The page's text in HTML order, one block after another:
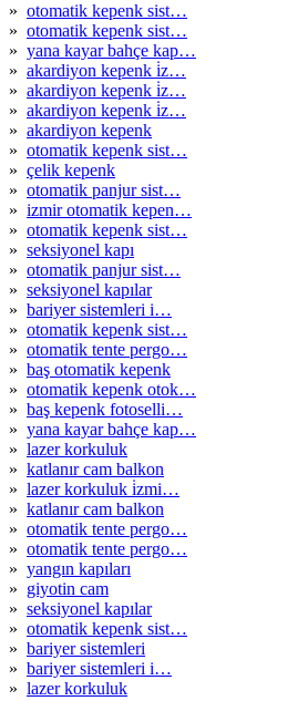
» otomatik kepenk sist…
» otomatik kepenk sist…
» yana kayar bahçe kap…
» akardiyon kepenk i̇z…
» akardiyon kepenk i̇z…
» akardiyon kepenk i̇z…
» akardiyon kepenk
» otomatik kepenk sist…
» çelik kepenk
» otomatik panjur sist…
» izmir otomatik kepen…
» otomatik kepenk sist…
» seksiyonel kapı
» otomatik panjur sist…
» seksiyonel kapılar
» bariyer sistemleri i…
» otomatik kepenk sist…
» otomatik tente pergo…
» baş otomatik kepenk
» otomatik kepenk otok…
» baş kepenk fotoselli…
» yana kayar bahçe kap…
» lazer korkuluk
» katlanır cam balkon
» lazer korkuluk i̇zmi…
» katlanır cam balkon
» otomatik tente pergo…
» otomatik tente pergo…
» yangın kapıları
» giyotin cam
» seksiyonel kapılar
» otomatik kepenk sist…
» bariyer sistemleri
» bariyer sistemleri i…
» lazer korkuluk